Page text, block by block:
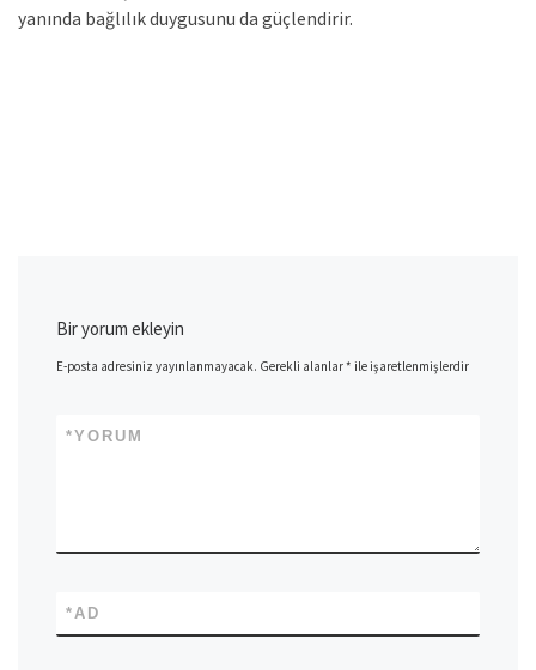
yanında bağlılık duygusunu da güçlendirir.
Bir yorum ekleyin
E-posta adresiniz yayınlanmayacak. Gerekli alanlar* ile işaretlenmişlerdir
YORUM
*
AD
*